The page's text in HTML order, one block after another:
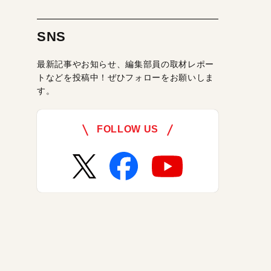
SNS
最新記事やお知らせ、編集部員の取材レポー
トなどを投稿中！ぜひフォローをお願いしま
す。
FOLLOW US